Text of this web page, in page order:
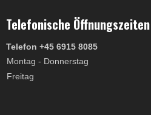
Telefonische Öffnungszeiten
Telefon +45 6915 8085
Montag - Donnerstag
Freitag